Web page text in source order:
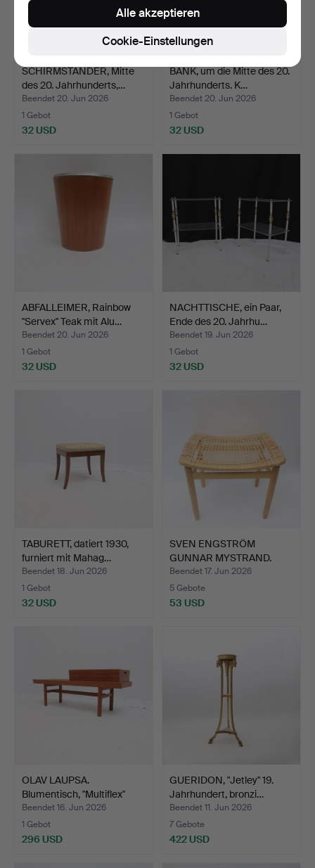
SCHIRMSTÄNDER, Mitte
des 20. Jahrhunderts,…
Beendet 20. Jun 2026
1 Gebot
32 USD
BANK, um die Mitte des 20.
Jahrhunderts. K…
Beendet 20. Jun 2026
1 Gebot
32 USD
ABFALLEIMER, Rainbow
"Servex" Teak mit Alu…
Beendet 20. Jun 2026
1 Gebot
32 USD
NACHTTISCHE, ein Paar,
Ende des 20. Jahrhu…
Beendet 19. Jun 2026
1 Gebot
32 USD
TABURETT, datiert 1930,
furniert mit Mahag…
Beendet 18. Jun 2026
1 Gebot
32 USD
SVEN ENGSTRÖM
GUNNAR MYSTRAND.
Hocker, Eic…
Beendet 17. Jun 2026
5 Gebote
53 USD
OLAV LAUPSA.
Blumentisch, "Multiflex"
Sola…
Beendet 16. Jun 2026
1 Gebot
296 USD
GUERIDON, "Jetley" 19.
Jahrhundert, bronzi…
Beendet 11. Jun 2026
7 Gebote
422 USD
Cookie-Einstellungen
Alle akzeptieren